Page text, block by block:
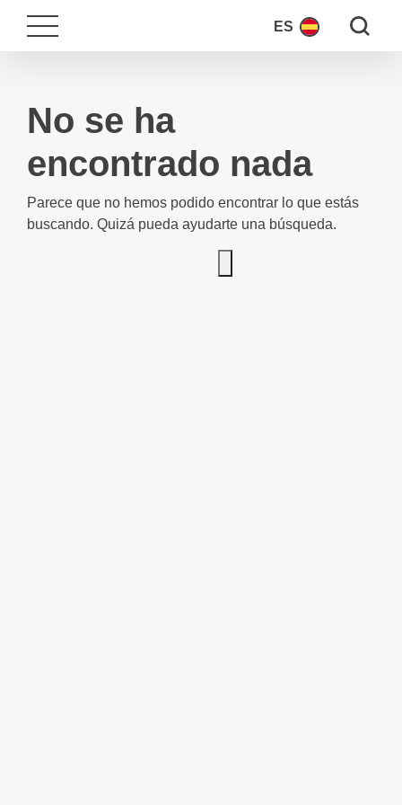
ES Search
No se ha
encontrado nada
Parece que no hemos podido encontrar lo que estás
buscando. Quizá pueda ayudarte una búsqueda.